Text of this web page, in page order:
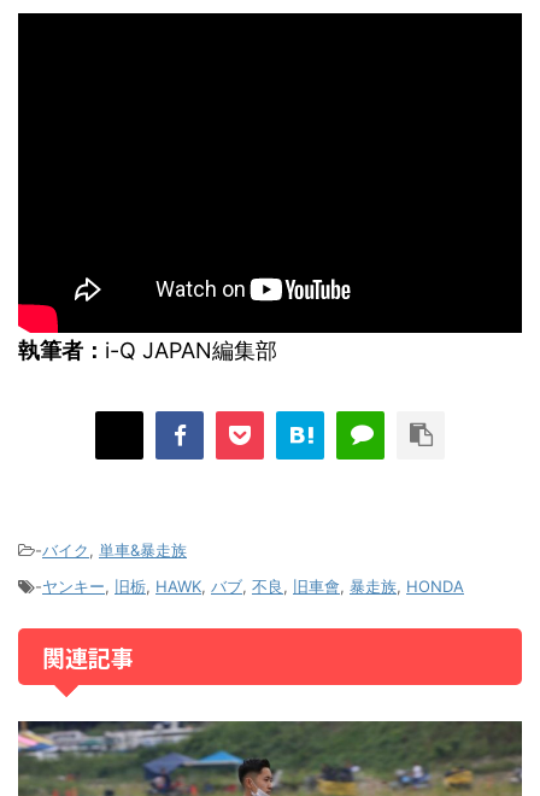
執筆者： i-Q JAPAN編集部
-バイク, 単車&暴走族
-ヤンキー, 旧栃, HAWK, バブ, 不良, 旧車會, 暴走族, HONDA
関連記事